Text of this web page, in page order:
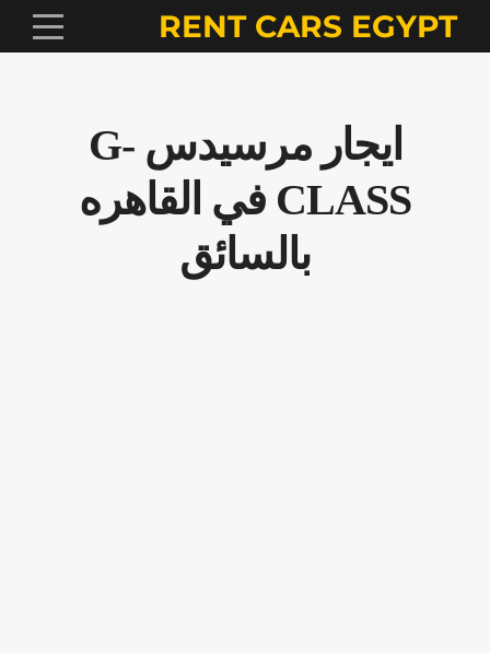
RENT CARS EGYPT
ايجار مرسيدس G-
CLASS في القاهره
بالسائق